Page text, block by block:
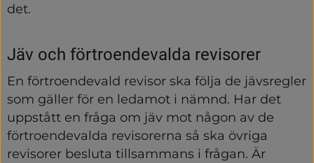
det.
Jäv och förtroendevalda revisorer
En förtroendevald revisor ska följa de jävsregler
som gäller för en ledamot i nämnd. Har det
uppstått en fråga om jäv mot någon av de
förtroendevalda revisorerna så ska övriga
revisorer besluta tillsammans i frågan. Är